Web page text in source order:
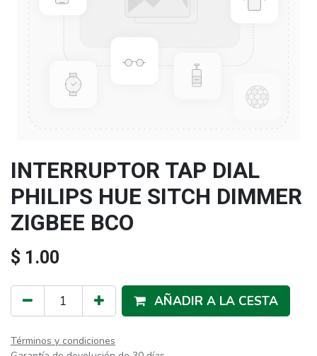
INTERRUPTOR TAP DIAL
PHILIPS HUE SITCH DIMMER
ZIGBEE BCO
$ 1.00
AÑADIR A LA CESTA
Términos y condiciones